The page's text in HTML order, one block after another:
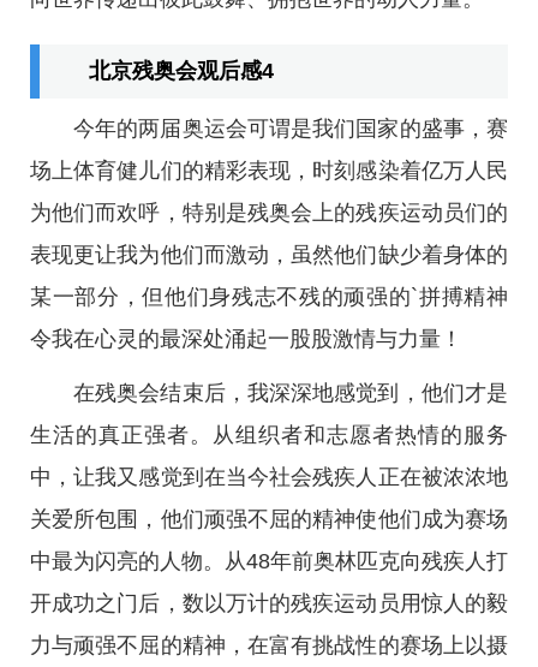
北京残奥会观后感4
今年的两届奥运会可谓是我们国家的盛事，赛
场上体育健儿们的精彩表现，时刻感染着亿万人民
为他们而欢呼，特别是残奥会上的残疾运动员们的
表现更让我为他们而激动，虽然他们缺少着身体的
某一部分，但他们身残志不残的顽强的`拼搏精神
令我在心灵的最深处涌起一股股激情与力量！
在残奥会结束后，我深深地感觉到，他们才是
生活的真正强者。从组织者和志愿者热情的服务
中，让我又感觉到在当今社会残疾人正在被浓浓地
关爱所包围，他们顽强不屈的精神使他们成为赛场
中最为闪亮的人物。从48年前奥林匹克向残疾人打
开成功之门后，数以万计的残疾运动员用惊人的毅
力与顽强不屈的精神，在富有挑战性的赛场上以摄